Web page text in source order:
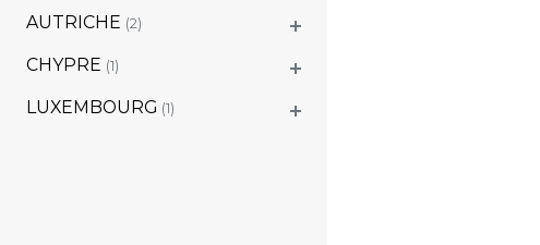
AUTRICHE (2)
CHYPRE (1)
LUXEMBOURG (1)